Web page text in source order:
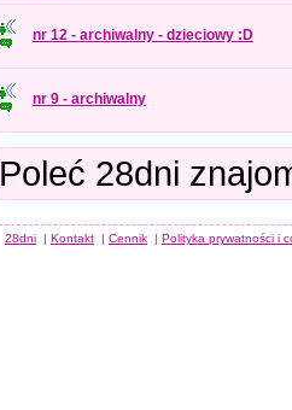
nr 12 - archiwalny - dzieciowy :D
nr 9 - archiwalny
Poleć 28dni
28dni | Kontakt | Cennik | Polityka prywatności i